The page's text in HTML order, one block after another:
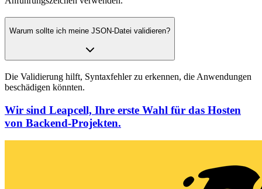
Warum sollte ich meine JSON-Datei validieren?
Die Validierung hilft, Syntaxfehler zu erkennen, die Anwendungen
beschädigen könnten.
Wir sind Leapcell, Ihre erste Wahl für das Hosten
von Backend-Projekten.